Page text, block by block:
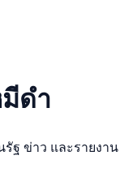
ดำ
ฐ ข่าว และรายงาน